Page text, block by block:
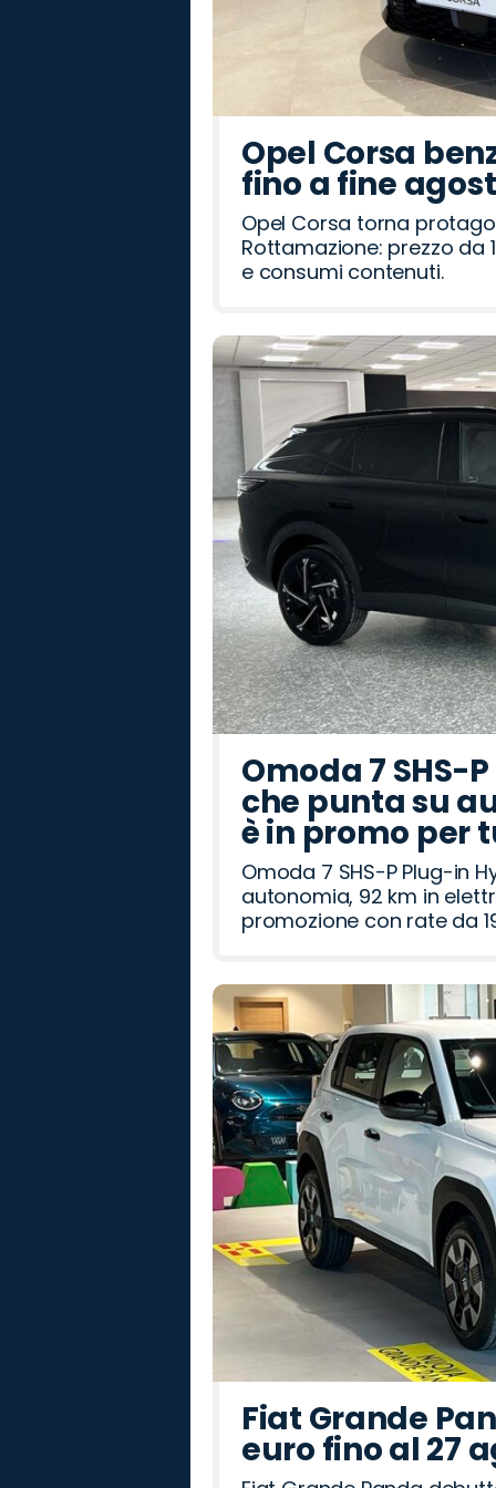
Opel Corsa
fino a fine
Opel Corsa torna
Rottamazione: prezzo da
e consumi contenuti.
Omoda 7 SHS-
che punta su
è in promo per
Omoda 7 SHS-P Plug-in
autonomia, 92 km in
promozione con rate da
Fiat Grande
euro fino al 27